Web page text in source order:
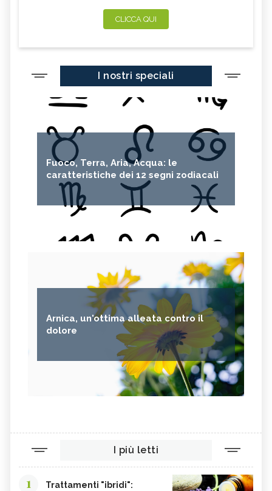
CLICCA QUI
I nostri speciali
Fuoco, Terra, Aria, Acqua: le
caratteristiche dei 12 segni zodiacali
Arnica, un'ottima alleata contro il
dolore
I più letti
1
Trattamenti "ibridi":